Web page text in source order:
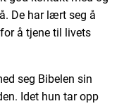
De har lært seg å
å tjene til livets
seg Bibelen sin
Idet hun tar opp